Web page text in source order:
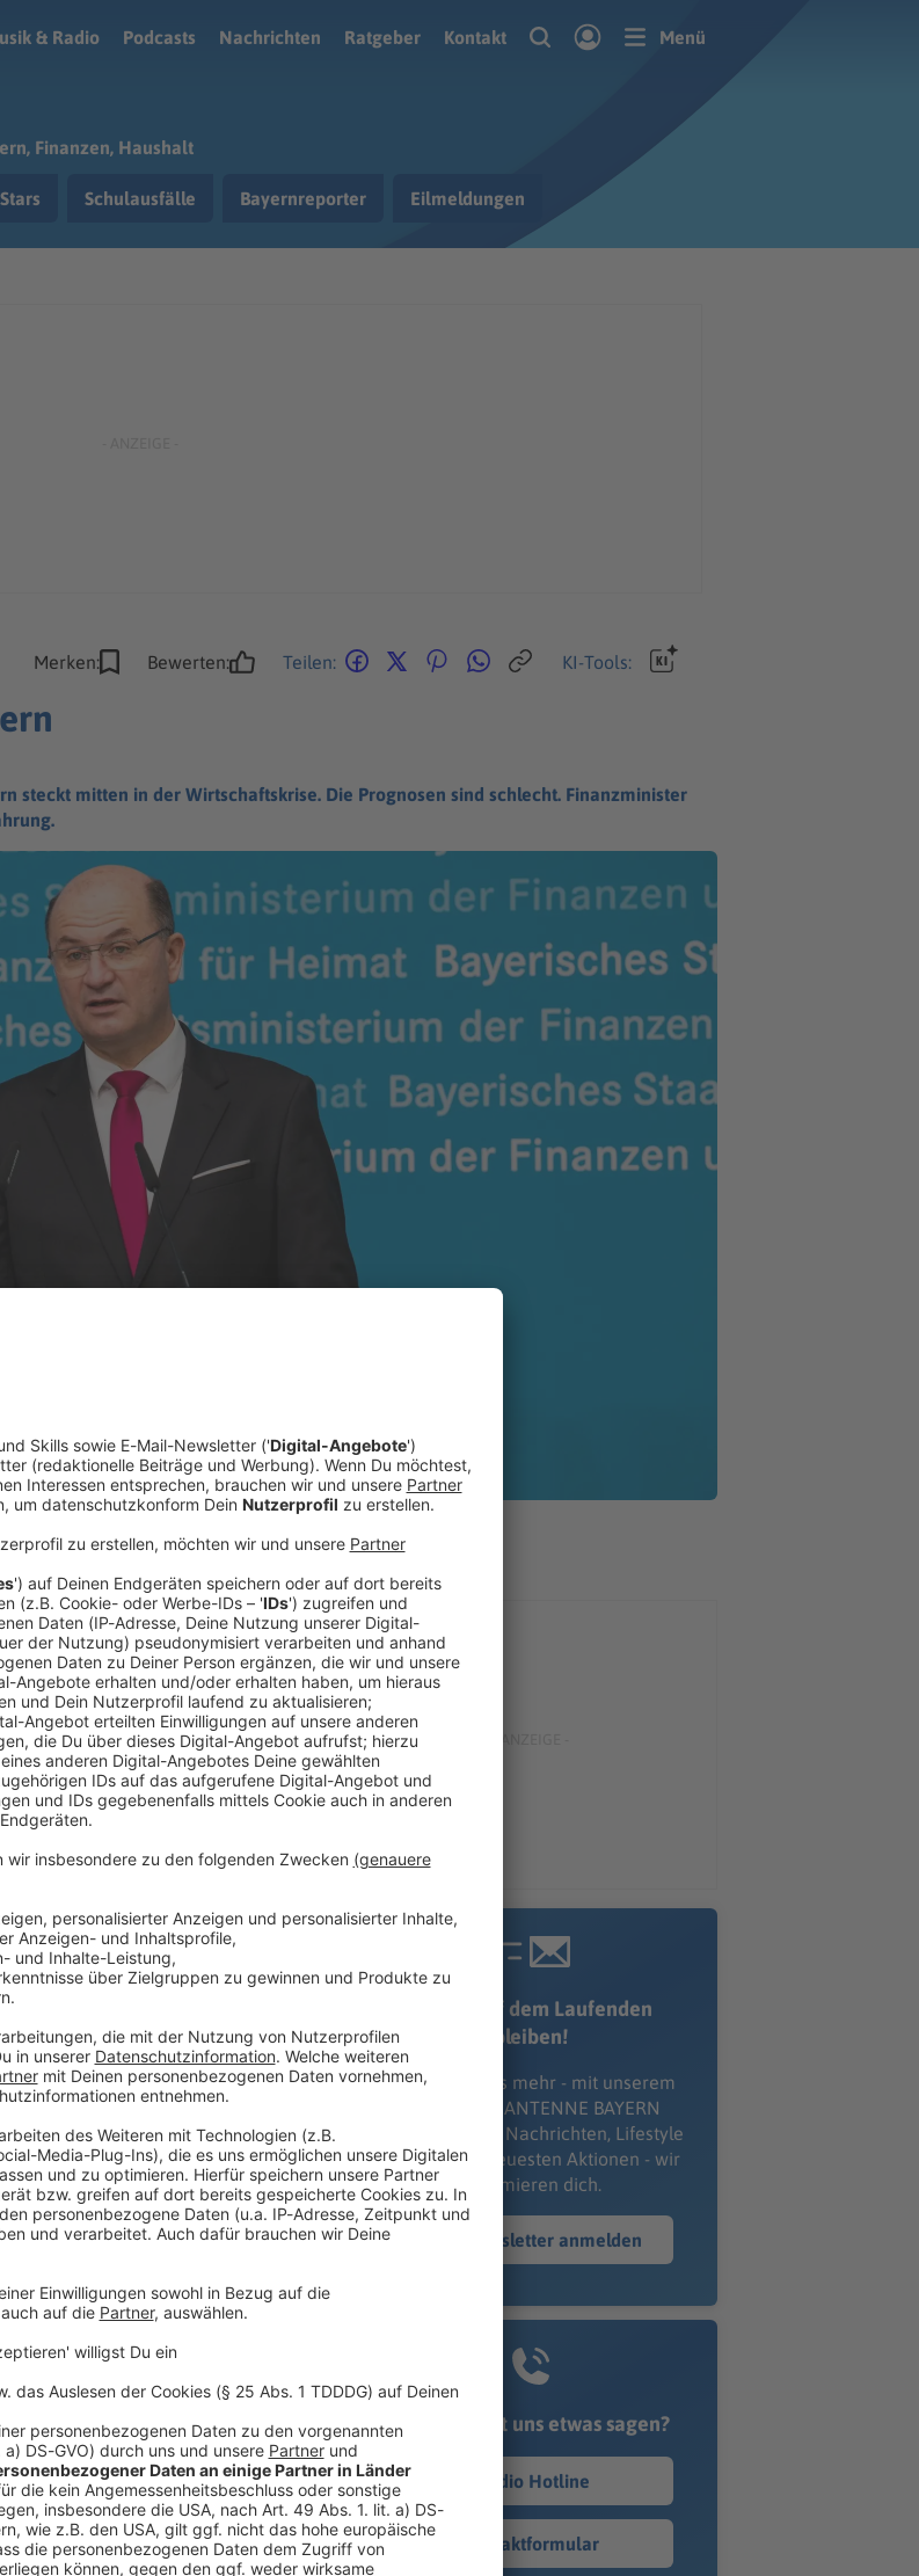
& Radio Podcasts Nachrichten Ratgeber Kontakt Menü
Finanzen, Haushalt
Stars Schulausfälle Bayernreporter Eilmeldungen
Merken: Bewerten: Teilen: KI-Tools:
steckt mitten in der Wirtschaftskrise. Die Prognosen sind schlecht. Finanzminister
der weiterhin schwächelnden
finanziell schwierige Zeiten zu. In
der neusten Prognose auf niedrigere
Für 2026 und 2027
Albert Füracker (CSU)
für 2028 erwarten die
Euro eine Verbesserung der
weiter
Jahr Einnahmen von 60,3
2028 64,1 Milliarden Euro voraus.
nicht aus, um die zeitgleich noch
zum regionalisierten Ergebnis
Zahlen müsse nicht nur jegliche
Ziel haben, «wir müssen auch
er.
2027: «Wir haben
Einen unmittelbaren
2026/2027 ergebe sich
erneuten Debatte um neue Schulden:
Immer auf dem Laufenden
bleiben!
Verpass' nichts mehr - mit unserem
kostenlosen ANTENNE BAYERN
Newsletter. Ob Nachrichten, Lifestyle
oder unsere neuesten Aktionen - wir
informieren dich.
Zum Newsletter anmelden
Du möchtest uns etwas sagen?
Studio Hotline
Kontaktformular